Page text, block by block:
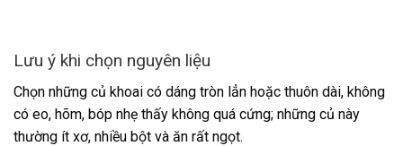
Lưu ý khi chọn nguyên liệu
Chọn những củ khoai có dáng tròn lẳn hoặc thuôn dài, không
có eo, hõm, bóp nhẹ thấy không quá cứng; những củ này
thường ít xơ, nhiều bột và ăn rất ngọt.